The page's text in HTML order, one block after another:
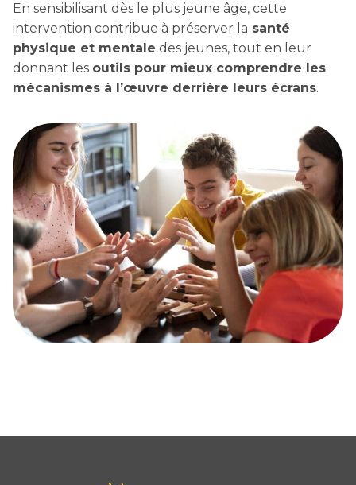
En sensibilisant dès le plus jeune âge, cette
intervention contribue à préserver la santé
physique et mentale des jeunes, tout en leur
donnant les outils pour mieux comprendre les
mécanismes à l’œuvre derrière leurs écrans.